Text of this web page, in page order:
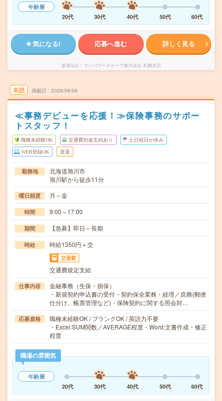
年齢層
20代
30代 40代 50代 60代
気になる! 応募へ進む 詳しく見る
派遣会社 マンパワーグループ株式会社 札幌支店
未読 掲載日 2026/08/06
≪事務デビューを応援！≫保険事務のサポー
トスタッフ！
職種未経験OK 交通費別途支給あり 土日祝日が休み
WEB登録OK 派遣
勤務地
北海道旭川市
旭川駅から徒歩11分
曜日頻度 月～金
時間 9:00～17:00
期間 【急募】即日～長期
時給 時給1350円＋交
交通費
交通費規定支給
仕事内容
金融事務（生保・損保）
・新規契約申込書の受付・契約保全業務・経理／庶務(郵便
仕分け、帳票管理など)・保険契約に関する照会対…
応募資格
職種未経験OK / ブランクOK / 英語力不要
・Excel:SUM関数／AVERAGE程度・Word:文書作成・修正
程度
職場の雰囲気
年齢層
20代
30代 40代 50代 60代